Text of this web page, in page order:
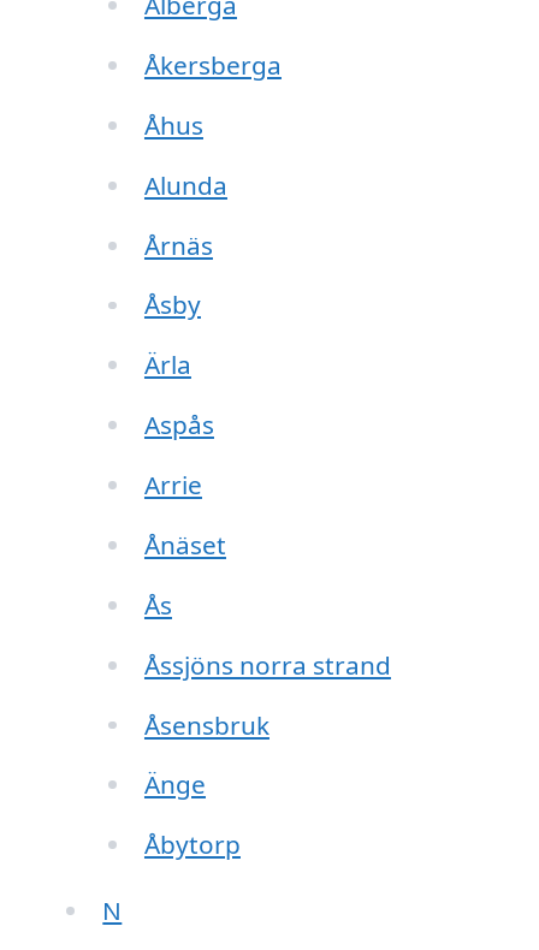
Åkersberga
Åhus
Alunda
Årnäs
Åsby
Ärla
Aspås
Arrie
Ånäset
Ås
Åssjöns norra strand
Åsensbruk
Änge
Åbytorp
N